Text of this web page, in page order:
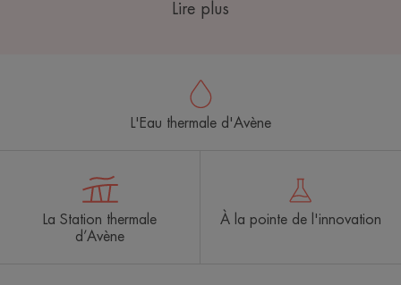
Lire plus
L'Eau thermale d'Avène
La Station thermale
d’Avène
À la pointe de l'innovation